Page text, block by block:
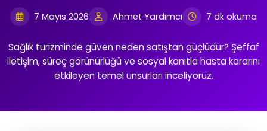
7 Mayıs 2026 Ahmet Yardımcı 7 dk okuma
Sağlık turizminde güven neden satıştan güçlüdür? Şeffaf
iletişim, süreç görünürlüğü ve sosyal kanıtla hasta kararını
etkileyen temel unsurları inceliyoruz.